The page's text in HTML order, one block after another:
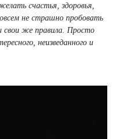
счастья, здоровья,
не страшно пробовать
свои же правила. Просто
неизведанного и